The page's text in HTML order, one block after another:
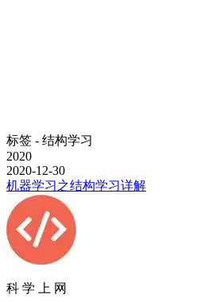
标签 - 结构学习
2020
2020-12-30
机器学习之结构学习详解
科 学 上 网